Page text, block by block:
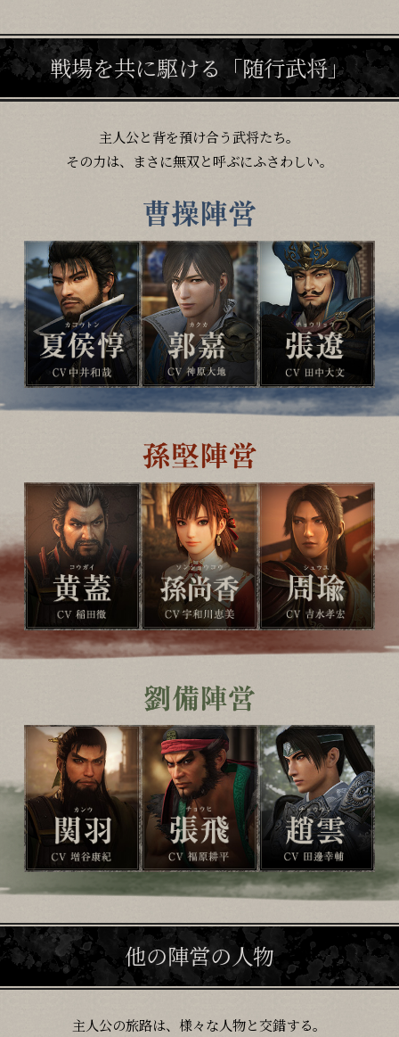
戦場を共に駆ける「随行武将」
主人公と背を預け合う武将たち。
その力は、まさに無双と呼ぶにふさわしい。
他の陣営の人物
主人公の旅路は、様々な人物と交錯する。